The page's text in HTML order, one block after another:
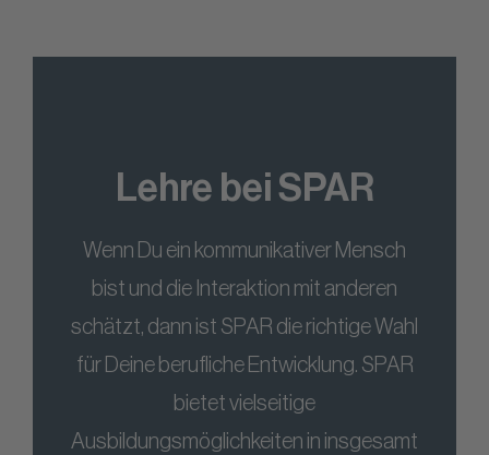
Lehre bei SPAR
Wenn Du ein kommunikativer Mensch
bist und die Interaktion mit anderen
schätzt, dann ist SPAR die richtige Wahl
für Deine berufliche Entwicklung. SPAR
bietet vielseitige
Ausbildungsmöglichkeiten in insgesamt